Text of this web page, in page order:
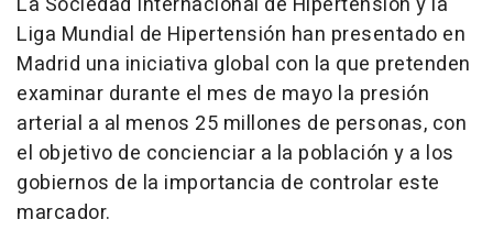
Liga Mundial de Hipertensión han presentado en
Madrid una iniciativa global con la que pretenden
examinar durante el mes de mayo la presión
arterial a al menos 25 millones de personas, con
el objetivo de concienciar a la población y a los
gobiernos de la importancia de controlar este
marcador.